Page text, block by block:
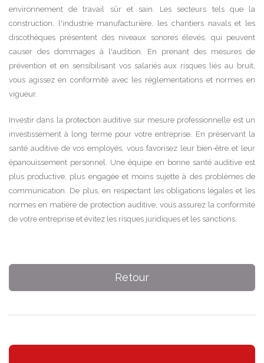
environnement de travail sûr et sain. Les secteurs tels que la
construction, l'industrie manufacturière, les chantiers navals et les
discothèques présentent des niveaux sonores élevés, qui peuvent
causer des dommages à l'audition. En prenant des mesures de
prévention et en sensibilisant vos salariés aux risques liés au bruit,
vous agissez en conformité avec les réglementations et normes en
vigueur.
Investir dans la protection auditive sur mesure professionnelle est un
investissement à long terme pour votre entreprise. En préservant la
santé auditive de vos employés, vous favorisez leur bien-être et leur
épanouissement personnel. Une équipe en bonne santé auditive est
plus productive, plus engagée et moins sujette à des problèmes de
communication. De plus, en respectant les obligations légales et les
normes en matière de protection auditive, vous assurez la conformité
de votre entreprise et évitez les risques juridiques et les sanctions.
Retour